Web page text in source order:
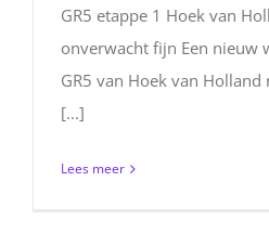
GR5 etappe 1 Hoek van
onverwacht fijn Een nieuw
GR5 van Hoek van Holland
[...]
Lees meer